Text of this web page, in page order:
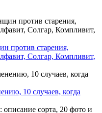
против старения,
Солгар, Компливит,
10 случаев, когда